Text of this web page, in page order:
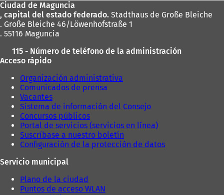
pies
Ciudad de Maguncia
, capital del estado federado. Stadthaus de Große Bleiche
. Große Bleiche 46/Löwenhofstraße 1
. 55116 Maguncia
115 - Número de teléfono de la administración
Acceso rápido
Organización administrativa
Comunicados de prensa
Vacantes
Sistema de información del Consejo
Concursos públicos
Portal de servicios (servicios en línea)
Suscríbase a nuestro boletín
Configuración de la protección de datos
Servicio municipal
Plano de la ciudad
Puntos de acceso WLAN